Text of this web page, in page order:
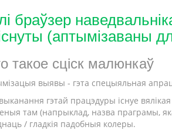
браўзер
(аптымізаваны
такое сціск малюнкаў
выявы - гэта спецыяльная
гэтай працэдуры існуе
там (напрыклад, назва праграмы,
/ гладкія падобныя колеры.